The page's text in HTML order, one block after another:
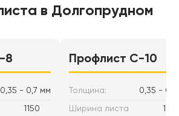
в Долгопрудном
8
0,35 - 0,7 мм
1150
Профлист C-10
Толщина:
0,35 -
Ширина листа
1170